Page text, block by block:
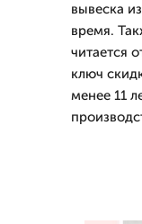
вывеска
время.
читается
ключ
менее 11